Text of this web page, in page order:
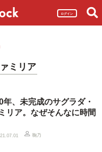
ログイン
ミリア
年、未完成のサグラダ・
リア。なぜそんなに時間
鞠乃